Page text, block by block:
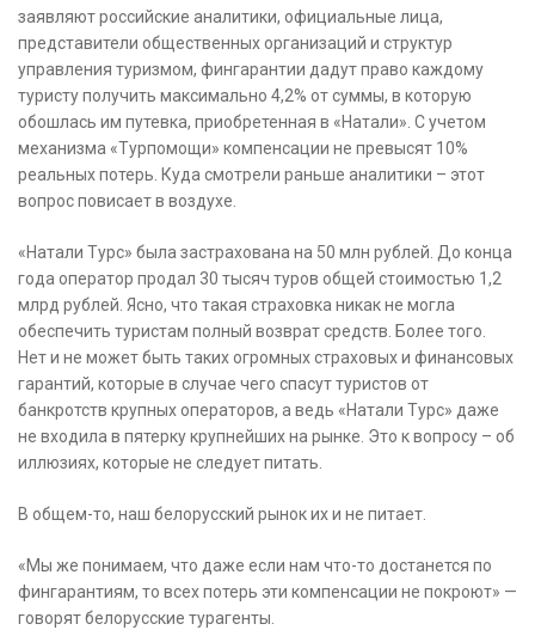
заявляют российские аналитики, официальные лица,
представители общественных организаций и структур
управления туризмом, фингарантии дадут право каждому
туристу получить максимально 4,2% от суммы, в которую
обошлась им путевка, приобретенная в «Натали». С учетом
механизма «Турпомощи» компенсации не превысят 10%
реальных потерь. Куда смотрели раньше аналитики – этот
вопрос повисает в воздухе.
«Натали Турс» была застрахована на 50 млн рублей. До конца
года оператор продал 30 тысяч туров общей стоимостью 1,2
млрд рублей. Ясно, что такая страховка никак не могла
обеспечить туристам полный возврат средств. Более того.
Нет и не может быть таких огромных страховых и финансовых
гарантий, которые в случае чего спасут туристов от
банкротств крупных операторов, а ведь «Натали Турс» даже
не входила в пятерку крупнейших на рынке. Это к вопросу – об
иллюзиях, которые не следует питать.
В общем-то, наш белорусский рынок их и не питает.
«Мы же понимаем, что даже если нам что-то достанется по
фингарантиям, то всех потерь эти компенсации не покроют» —
говорят белорусские турагенты.